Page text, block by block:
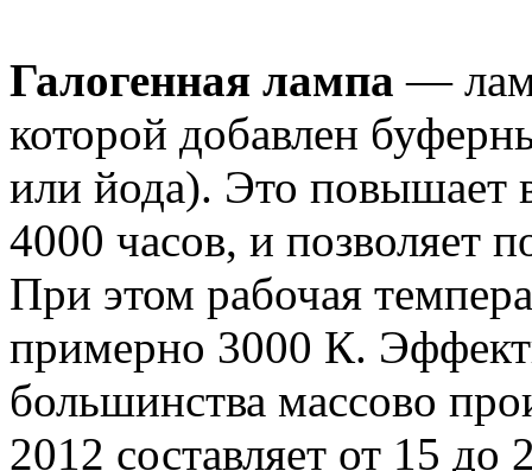
Галогенная лампа —
которой добавлен
или йода). Это
4000 часов, и позволяет
При этом рабочая
примерно 3000 К.
большинства массово
2012 составляет от 15 до